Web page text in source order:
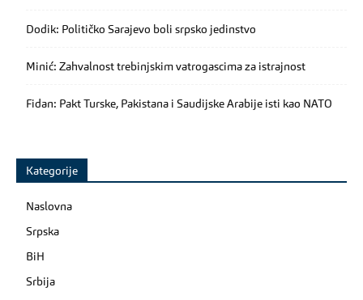
Dodik: Političko Sarajevo boli srpsko jedinstvo
Minić: Zahvalnost trebinjskim vatrogascima za istrajnost
Fidan: Pakt Turske, Pakistana i Saudijske Arabije isti kao NATO
Kategorije
Naslovna
Srpska
BiH
Srbija